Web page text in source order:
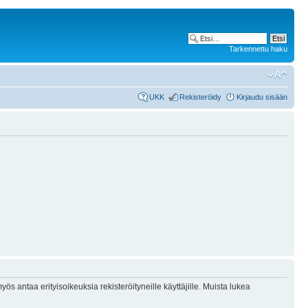
Tarkennettu haku
UKK Rekisteröidy Kirjaudu sisään
antaa erityisoikeuksia rekisteröityneille käyttäjille. Muista lukea